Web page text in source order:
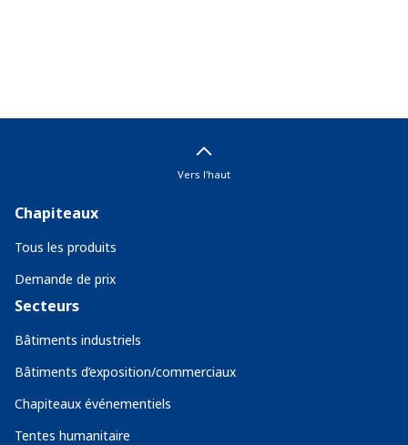
Vers l'haut
Chapiteaux
Tous les produits
Demande de prix
Secteurs
Bâtiments industriels
Bâtiments d’exposition/commerciaux
Chapiteaux événementiels
Tentes humanitaire